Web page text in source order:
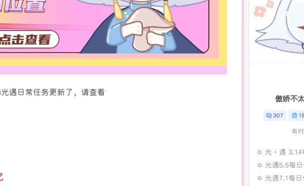
遇日常任务更新了，请查看
傲娇不
307
有
光·遇 3.14
光遇5.5每
光遇7.1每